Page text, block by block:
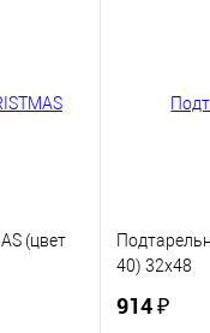
(цвет
40) 32х48
914 ₽